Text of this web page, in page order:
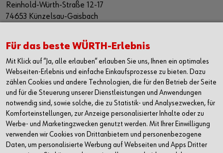
Reinhold-Würth-Straße 12-17
74653 Künzelsau-Gaisbach
Alle Kontaktmöglichkeiten
+49 7940 15-2400
info@wuerth.com
Für das beste WÜRTH-Erlebnis
Mit Klick auf “Ja, alle erlauben“ erlauben Sie uns, Ihnen ein optimales
Webseiten-Erlebnis und einfache Einkaufsprozesse zu bieten. Dazu
zählen Cookies und andere Technologien, die für den Betrieb der Seite
und für die Steuerung unserer Dienstleistungen und Anwendungen
notwendig sind, sowie solche, die zu Statistik- und Analysezwecken, für
Komforteinstellungen, zur Anzeige personalisierter Inhalte oder zu
Werbe- und Marketingzwecken genutzt werden. Mit Ihrer Einwilligung
verwenden wir Cookies von Drittanbietern und personenbezogene
Daten, um personalisierte Werbung auf Webseiten und Apps Dritter